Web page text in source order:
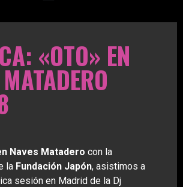
«OTO» EN
Naves Matadero con la
la Fundación Japón, asistimos a
sesión en Madrid de la Dj